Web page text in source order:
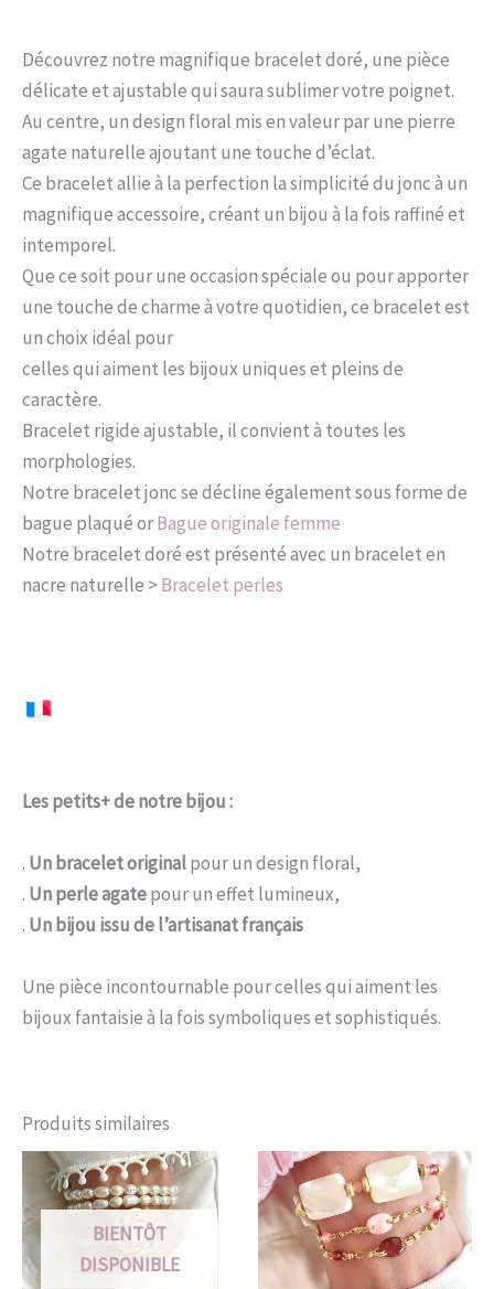
Découvrez notre magnifique bracelet doré, une pièce
délicate et ajustable qui saura sublimer votre poignet.
Au centre, un design floral mis en valeur par une pierre
agate naturelle ajoutant une touche d’éclat.
Ce bracelet allie à la perfection la simplicité du jonc à un
magnifique accessoire, créant un bijou à la fois raffiné et
intemporel.
Que ce soit pour une occasion spéciale ou pour apporter
une touche de charme à votre quotidien, ce bracelet est
un choix idéal pour
celles qui aiment les bijoux uniques et pleins de
caractère.
Bracelet rigide ajustable, il convient à toutes les
morphologies.
Notre bracelet jonc se décline également sous forme de
bague plaqué orBague originale femme
Notre bracelet doré est présenté avec un bracelet en
nacre naturelle >Bracelet perles
Les petits+ de notre bijou :
. Un bracelet originalpour un design floral,
. Un perle agatepour un effet lumineux,
. Un bijou issu de l’artisanat français
Une pièce incontournable pour celles qui aiment les
bijoux fantaisie à la fois symboliques et sophistiqués.
Produits similaires
BIENTÔT
DISPONIBLE